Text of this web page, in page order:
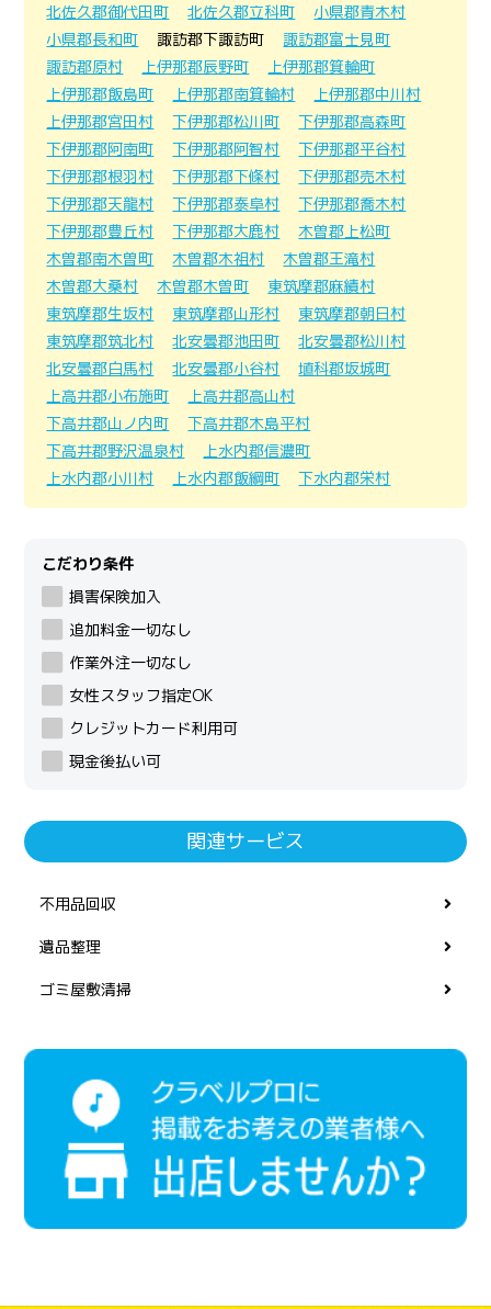
北佐久郡御代田町
北佐久郡立科町
小県郡青木村
小県郡長和町
諏訪郡下諏訪町
諏訪郡富士見町
諏訪郡原村
上伊那郡辰野町
上伊那郡箕輪町
上伊那郡飯島町
上伊那郡南箕輪村
上伊那郡中川村
上伊那郡宮田村
下伊那郡松川町
下伊那郡高森町
下伊那郡阿南町
下伊那郡阿智村
下伊那郡平谷村
下伊那郡根羽村
下伊那郡下條村
下伊那郡売木村
下伊那郡天龍村
下伊那郡泰阜村
下伊那郡喬木村
下伊那郡豊丘村
下伊那郡大鹿村
木曽郡上松町
木曽郡南木曽町
木曽郡木祖村
木曽郡王滝村
木曽郡大桑村
木曽郡木曽町
東筑摩郡麻績村
東筑摩郡生坂村
東筑摩郡山形村
東筑摩郡朝日村
東筑摩郡筑北村
北安曇郡池田町
北安曇郡松川村
北安曇郡白馬村
北安曇郡小谷村
埴科郡坂城町
上高井郡小布施町
上高井郡高山村
下高井郡山ノ内町
下高井郡木島平村
下高井郡野沢温泉村
上水内郡信濃町
上水内郡小川村
上水内郡飯綱町 下水内郡栄村
こだわり条件
損害保険加入
追加料金一切なし
作業外注一切なし
女性スタッフ指定OK
クレジットカード利用可
現金後払い可
関連サービス
不用品回収
遺品整理
ゴミ屋敷清掃